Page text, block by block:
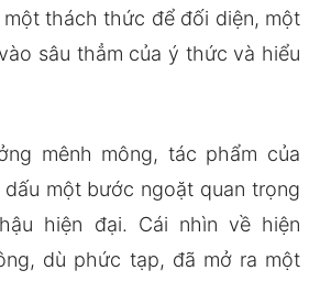
thách thức để đối diện, một
sâu thẳm của ý thức và hiểu
mênh mông, tác phẩm của
một bước ngoặt quan trọng
hiện đại. Cái nhìn về hiện
dù phức tạp, đã mở ra một